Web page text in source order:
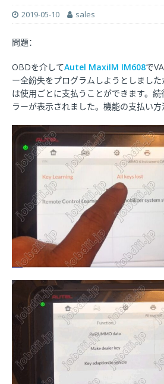
2019-05-10 sales
問題：
OBDを介してAutel MaxiIM IM608で
ー全紛失をプログラムしようとしまし
は使用ごとに支払うことができます。
ラーが表示されました。機能の支払い方